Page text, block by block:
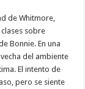
de Whitmore,
sobre
Bonnie. En una
del ambiente
El intento de
pero se siente